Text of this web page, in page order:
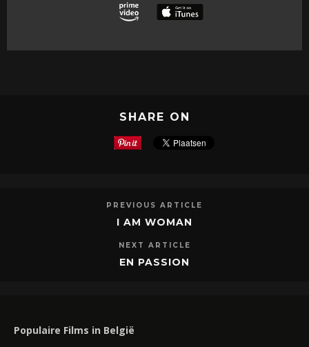
SHARE ON
PREVIOUS ARTICLE
I AM WOMAN
NEXT ARTICLE
EN PASSION
Populaire Films in België